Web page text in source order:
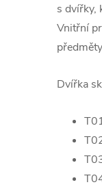
s dvířky,
Vnitřní
Dvířka